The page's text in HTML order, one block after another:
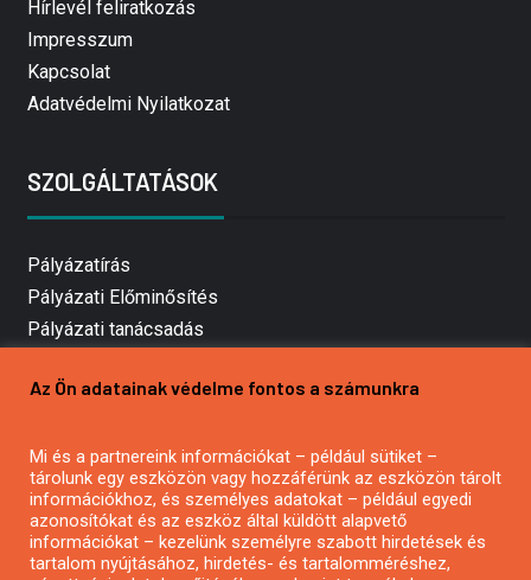
Hírlevél feliratkozás
Impresszum
Kapcsolat
Adatvédelmi Nyilatkozat
SZOLGÁLTATÁSOK
Pályázatírás
Pályázati Előminősítés
Pályázati tanácsadás
Mezőgazdasági pályázatírás
Pályázatírás civil szervezeteknek
Pályázatírás önkormányzatoknak
Pályázatfigyelés
Specifikus pályázatfigyelés vagy hírlevél
Az Ön adatainak védelme fontos a számunkra
Mi és a partnereink információkat – például sütiket –
tárolunk egy eszközön vagy hozzáférünk az eszközön tárolt
információkhoz, és személyes adatokat – például egyedi
azonosítókat és az eszköz által küldött alapvető
információkat – kezelünk személyre szabott hirdetések és
tartalom nyújtásához, hirdetés- és tartalomméréshez,